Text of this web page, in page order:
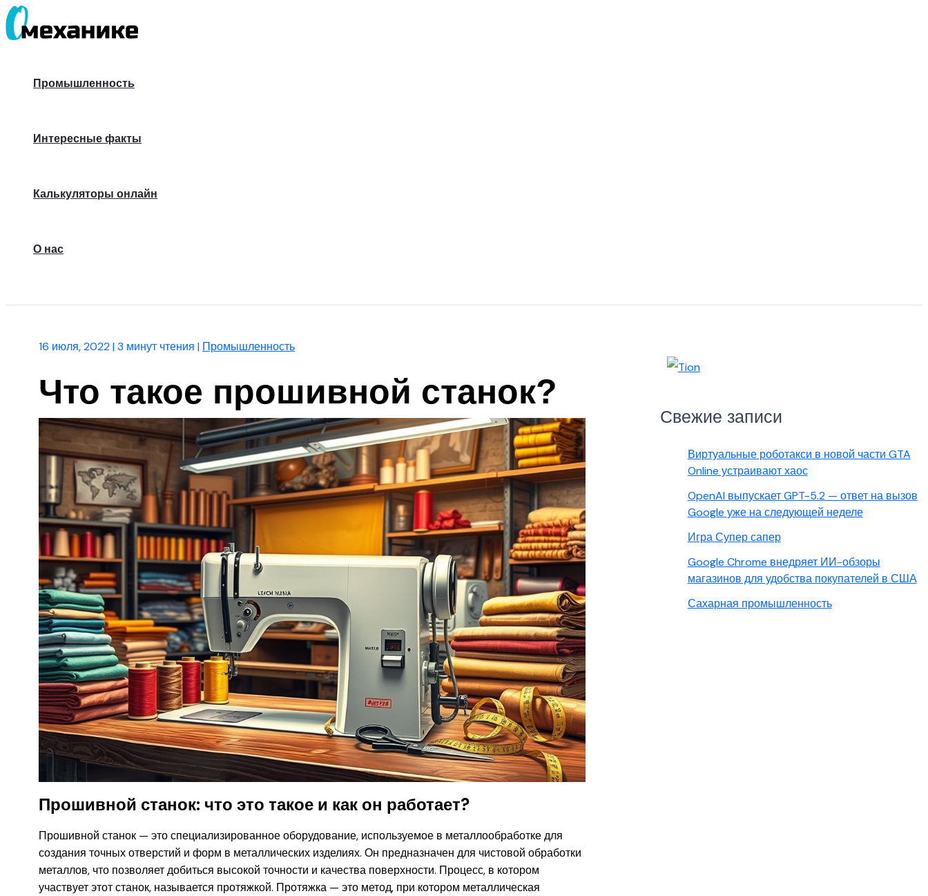
Перейти
к
Промышленность
Интересные факты
Калькуляторы онлайн
О нас
16 июля, 2022|3 минут чтения | Промышленность
Что такое прошивной станок?
Прошивной станок: что это такое и как он работает?
Прошивной станок — это специализированное оборудование, используемое в металлообработке для
создания точных отверстий и форм в металлических изделиях. Он предназначен для чистовой обработки
металлов, что позволяет добиться высокой точности и качества поверхности. Процесс, в котором
участвует этот станок, называется протяжкой. Протяжка — это метод, при котором металлическая
Свежие записи
Виртуальные роботакси в новой части GTA
Online устраивают хаос
OpenAI выпускает GPT-5.2 — ответ на вызов
Google уже на следующей неделе
Игра Супер сапер
Google Chrome внедряет ИИ-обзоры
магазинов для удобства покупателей в США
Сахарная промышленность